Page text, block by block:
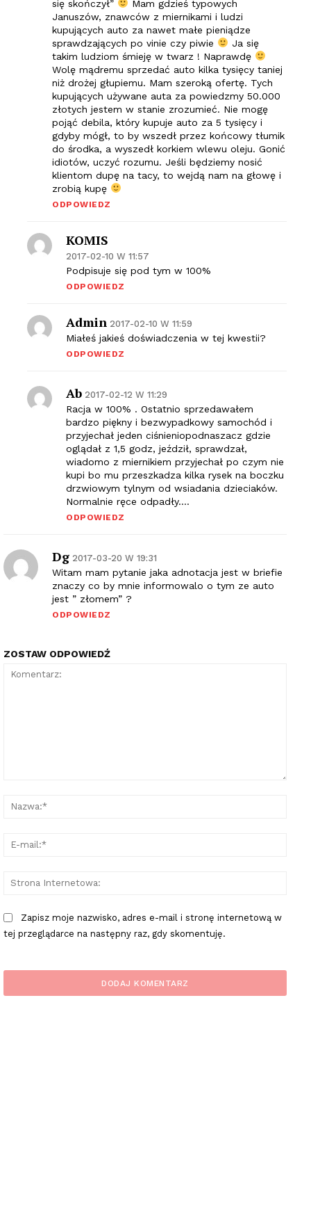
się skończył”
Mam gdzieś typowych
Januszów, znawców z miernikami i ludzi
kupujących auto za nawet małe pieniądze
sprawdzających po vinie czy piwie
Ja się
takim ludziom śmieję w twarz ! Naprawdę
Wolę mądremu sprzedać auto kilka tysięcy taniej
niż drożej głupiemu. Mam szeroką ofertę. Tych
kupujących używane auta za powiedzmy 50.000
złotych jestem w stanie zrozumieć. Nie mogę
pojąć debila, który kupuje auto za 5 tysięcy i
gdyby mógł, to by wszedł przez końcowy tłumik
do środka, a wyszedł korkiem wlewu oleju. Gonić
idiotów, uczyć rozumu. Jeśli będziemy nosić
klientom dupę na tacy, to wejdą nam na głowę i
zrobią kupę
ODPOWIEDZ
KOMIS
2017-02-10 W 11:57
Podpisuje się pod tym w 100%
ODPOWIEDZ
Admin 2017-02-10 W 11:59
Miałeś jakieś doświadczenia w tej kwestii?
ODPOWIEDZ
Ab 2017-02-12 W 11:29
Racja w 100% . Ostatnio sprzedawałem
bardzo piękny i bezwypadkowy samochód i
przyjechał jeden ciśnieniopodnaszacz gdzie
oglądał z 1,5 godz, jeździł, sprawdzał,
wiadomo z miernikiem przyjechał po czym nie
kupi bo mu przeszkadza kilka rysek na boczku
drzwiowym tylnym od wsiadania dzieciaków.
Normalnie ręce odpadły….
ODPOWIEDZ
Dg 2017-03-20 W 19:31
Witam mam pytanie jaka adnotacja jest w briefie
znaczy co by mnie informowalo o tym ze auto
jest ” złomem” ?
ODPOWIEDZ
ZOSTAW ODPOWIEDŹ
Zapisz moje nazwisko, adres e-mail i stronę internetową w
tej przeglądarce na następny raz, gdy skomentuję.